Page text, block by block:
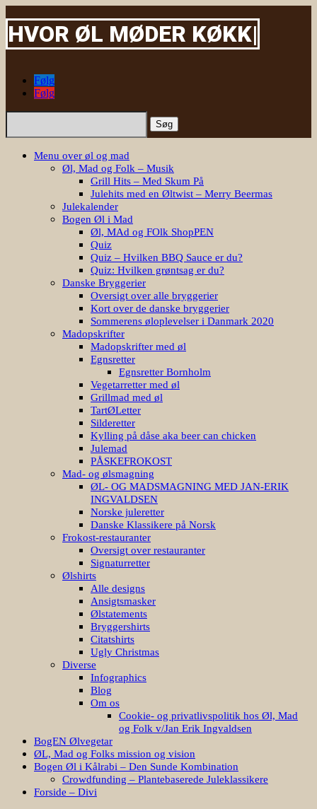
HVOR ØL MØDER |
Følg
Følg
Søg
Menu over øl og mad
Øl, Mad og Folk – Musik
Grill Hits – Med Skum På
Julehits med en Øltwist – Merry Beermas
Julekalender
Bogen Øl i Mad
Øl, MAd og FOlk ShopPEN
Quiz
Quiz – Hvilken BBQ Sauce er du?
Quiz: Hvilken grøntsag er du?
Danske Bryggerier
Oversigt over alle bryggerier
Kort over de danske bryggerier
Sommerens øloplevelser i Danmark 2020
Madopskrifter
Madopskrifter med øl
Egnsretter
Egnsretter Bornholm
Vegetarretter med øl
Grillmad med øl
TartØLetter
Silderetter
Kylling på dåse aka beer can chicken
Julemad
PÅSKEFROKOST
Mad- og ølsmagning
ØL- OG MADSMAGNING MED JAN-ERIK
INGVALDSEN
Norske juleretter
Danske Klassikere på Norsk
Frokost-restauranter
Oversigt over restauranter
Signaturretter
Ølshirts
Alle designs
Ansigtsmasker
Ølstatements
Bryggershirts
Citatshirts
Ugly Christmas
Diverse
Infographics
Blog
Om os
Cookie- og privatlivspolitik hos Øl, Mad
og Folk v/Jan Erik Ingvaldsen
BogEN Ølvegetar
ØL, Mad og Folks mission og vision
Bogen Øl i Kålrabi – Den Sunde Kombination
Crowdfunding – Plantebaserede Juleklassikere
Forside – Divi